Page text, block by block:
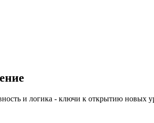
и логика - ключи к открытию новых